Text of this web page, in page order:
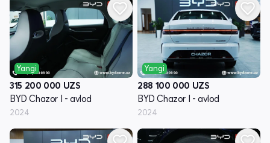
Yangi
315 200 000 UZS
BYD Chazor I - avlod
2024
Yangi
288 100 000 UZS
BYD Chazor I - avlod
2024